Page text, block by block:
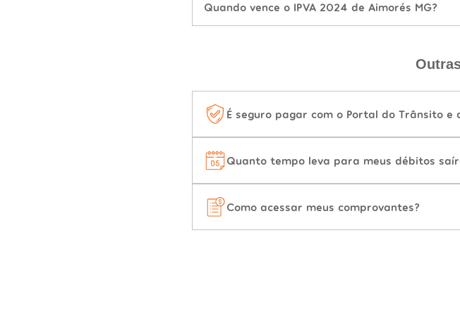
Quando vence o IPVA 2024 de Aimorés MG?
É seguro pagar com o Portal do Trânsito e
Quanto tempo leva para meus débitos
Como acessar meus comprovantes?